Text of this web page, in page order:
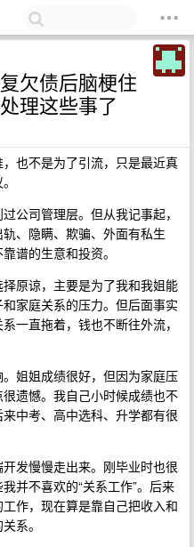
欠债后脑梗住
理这些事了
也不是为了引流，只是最近真
公司管理层。但从我记事起，
、隐瞒、欺骗、外面有私生
谱的生意和投资。
原谅，主要是为了我和我姐能
家庭关系的压力。但后面事实
一直拖着，钱也不断往外流，
姐姐成绩很好，但因为家庭压
遗憾。我自己小时候成绩也不
中考、高中选科、升学都有很
发慢慢走出来。刚毕业时也很
并不喜欢的“关系工作”。后来
作，现在算是靠自己把收入和
系。